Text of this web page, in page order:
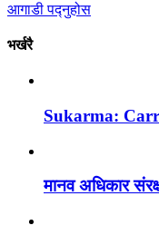
आगाडी पद्नुहोस
भर्खरै
Sukarma:
मानव अधिकार